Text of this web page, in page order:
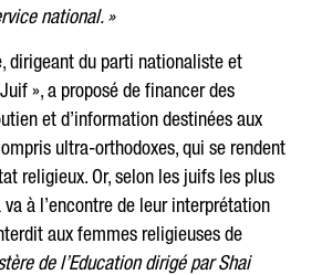
national. »
dirigeant du parti nationaliste et
», a proposé de financer des
et d’information destinées aux
ultra-orthodoxes, qui se rendent
religieux. Or, selon les juifs les plus
à l’encontre de leur interprétation
aux femmes religieuses de
de l’Education dirigé par Shai